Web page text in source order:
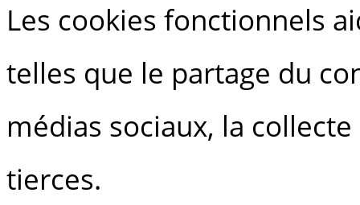
Les cookies fonctionnels
telles que le partage du
médias sociaux, la
tierces.